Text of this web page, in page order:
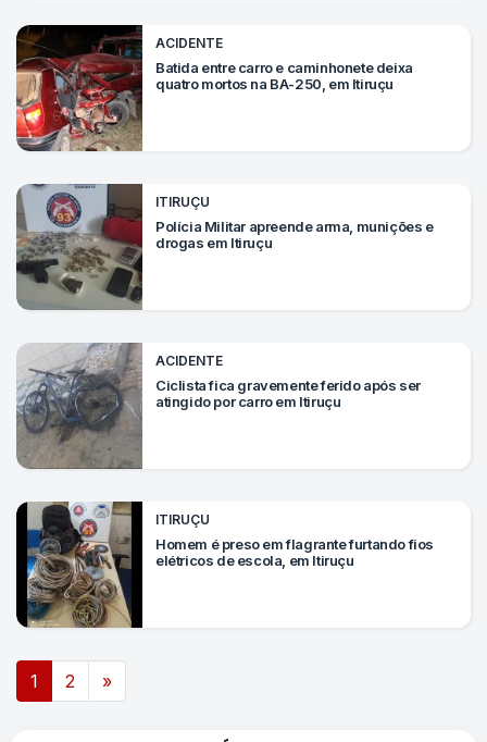
ACIDENTE
Batida entre carro e caminhonete deixa
quatro mortos na BA-250, em Itiruçu
ITIRUÇU
Polícia Militar apreende arma, munições e
drogas em Itiruçu
ACIDENTE
Ciclista fica gravemente ferido após ser
atingido por carro em Itiruçu
ITIRUÇU
Homem é preso em flagrante furtando fios
elétricos de escola, em Itiruçu
Navegação por posts
1 2 »